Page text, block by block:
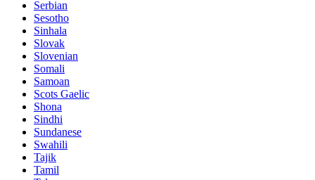
Serbian
Sesotho
Sinhala
Slovak
Slovenian
Somali
Samoan
Scots Gaelic
Shona
Sindhi
Sundanese
Swahili
Tajik
Tamil